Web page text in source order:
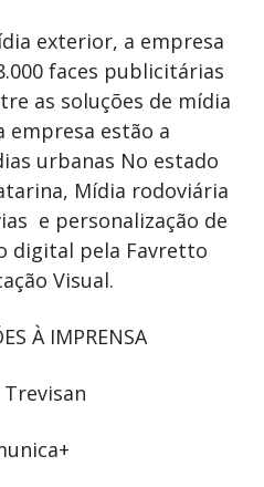
exterior, a empresa
faces publicitárias
as soluções de mídia
empresa estão a
urbanas No estado
Mídia rodoviária
e personalização de
digital pela Favretto
Visual.
À IMPRENSA
Trevisan